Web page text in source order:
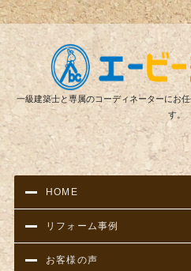
一級建築士と専属のコーディネーターにお
す。
HOME
リフォーム事例
お客様の声